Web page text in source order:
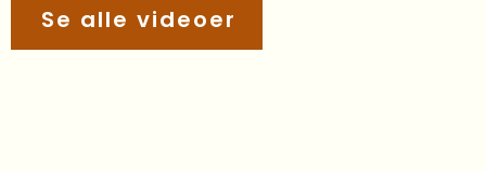
Se alle videoer